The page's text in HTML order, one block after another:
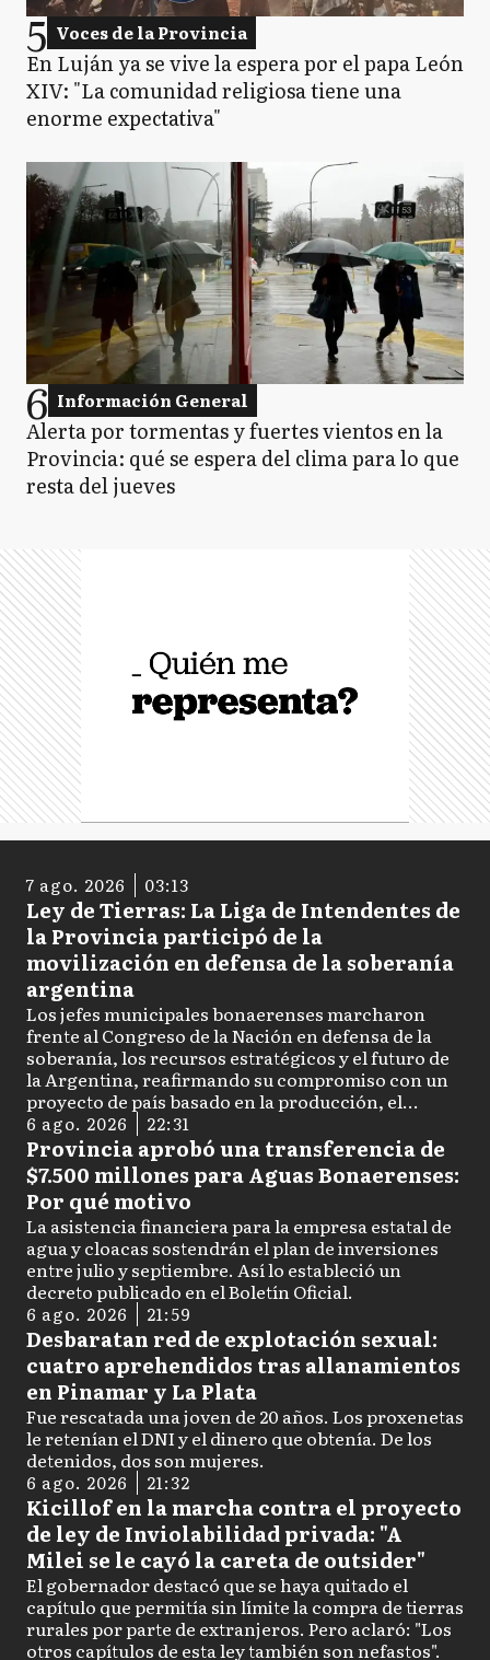
5 Voces de la Provincia
En Luján ya se vive la espera por el papa León
XIV: "La comunidad religiosa tiene una
enorme expectativa"
6 Información General
Alerta por tormentas y fuertes vientos en la
Provincia: qué se espera del clima para lo que
resta del jueves
7 ago. 2026 03:13
Ley de Tierras: La Liga de Intendentes de
la Provincia participó de la
movilización en defensa de la soberanía
argentina
Los jefes municipales bonaerenses marcharon
frente al Congreso de la Nación en defensa de la
soberanía, los recursos estratégicos y el futuro de
la Argentina, reafirmando su compromiso con un
proyecto de país basado en la producción, el
trabajo, el federalismo y el desarrollo nacional.
6 ago. 2026 22:31
Provincia aprobó una transferencia de
$7.500 millones para Aguas Bonaerenses:
Por qué motivo
La asistencia financiera para la empresa estatal de
agua y cloacas sostendrán el plan de inversiones
entre julio y septiembre. Así lo estableció un
decreto publicado en el Boletín Oficial.
6 ago. 2026 21:59
Desbaratan red de explotación sexual:
cuatro aprehendidos tras allanamientos
en Pinamar y La Plata
Fue rescatada una joven de 20 años. Los proxenetas
le retenían el DNI y el dinero que obtenía. De los
detenidos, dos son mujeres.
6 ago. 2026 21:32
Kicillof en la marcha contra el proyecto
de ley de Inviolabilidad privada: "A
Milei se le cayó la careta de outsider"
El gobernador destacó que se haya quitado el
capítulo que permitía sin límite la compra de tierras
rurales por parte de extranjeros. Pero aclaró: "Los
otros capítulos de esta ley también son nefastos".